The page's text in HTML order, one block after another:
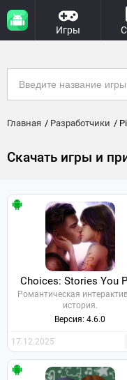
Игры
Главная Разработчики
Скачать игры и
Choices: Stories You
Романтическая
история.
Версия: 4.6.0
17.12.2025